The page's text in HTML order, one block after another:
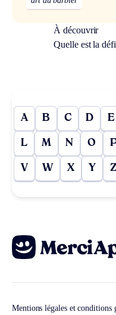
À découvrir
Quelle est la
A B C D E
L M N O
V W X Y
Mentions légales et conditions